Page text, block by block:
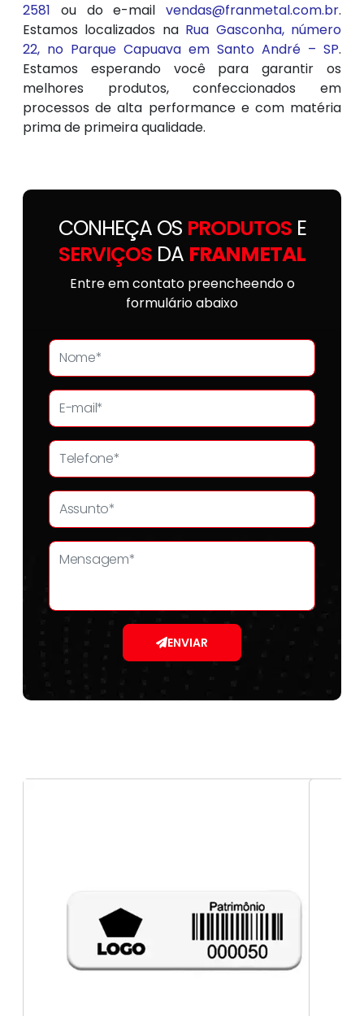
2581 ou do e-mail vendas@franmetal.com.br.
Estamos localizados na Rua Gasconha, número
22, no Parque Capuava em Santo André – SP.
Estamos esperando você para garantir os
melhores produtos, confeccionados em
processos de alta performance e com matéria
prima de primeira qualidade.
CONHEÇA OS PRODUTOSE
SERVIÇOS DA FRANMETAL
Entre em contato preencheendo o
formulário abaixo
ENVIAR
adesivos profissionais para informação